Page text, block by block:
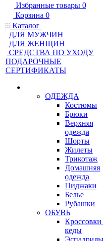
Избранные товары 0
Корзина 0
Каталог
ДЛЯ МУЖЧИН
ДЛЯ ЖЕНЩИН
CРЕДСТВА ПО УХОДУ
ПОДАРОЧНЫЕ
СЕРТИФИКАТЫ
ОДЕЖДА
Костюмы
Брюки
Верхняя
одежда
Шорты
Жилеты
Трикотаж
Домашняя
одежда
Пиджаки
Белье
Рубашки
ОБУВЬ
Кроссовки
кеды